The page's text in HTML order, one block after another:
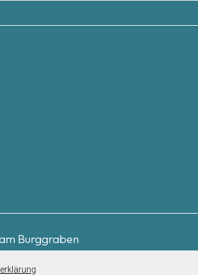
Burggraben